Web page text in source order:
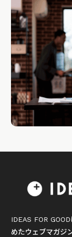
IDEAS FOR
めたウェブマガジ